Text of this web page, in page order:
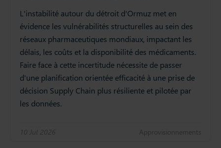
L'instabilité autour du détroit d'Ormuz met en
évidence les vulnérabilités structurelles au sein des
réseaux pharmaceutiques mondiaux, impactant les
délais, les coûts et la disponibilité des médicaments.
Faire face à cette incertitude nécessite de passer
d'une planification orientée efficacité à une prise de
décision Supply Chain plus résiliente et pilotée par
les données.
10 Jul 2026 Approvisionnements